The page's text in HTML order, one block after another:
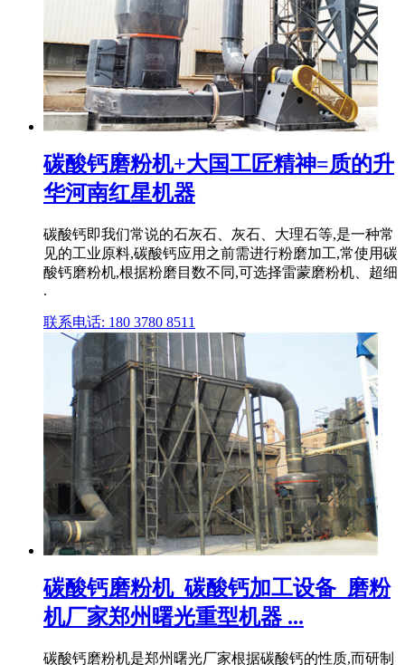
碳酸钙磨粉机+大国工匠精神=质的升
华河南红星机器
碳酸钙即我们常说的石灰石、灰石、大理石等,是一种常
见的工业原料,碳酸钙应用之前需进行粉磨加工,常使用碳
酸钙磨粉机,根据粉磨目数不同,可选择雷蒙磨粉机、超细
.
联系电话: 180 3780 8511
碳酸钙磨粉机_碳酸钙加工设备_磨粉
机厂家郑州曙光重型机器 ...
碳酸钙磨粉机是郑州曙光厂家根据碳酸钙的性质,而研制